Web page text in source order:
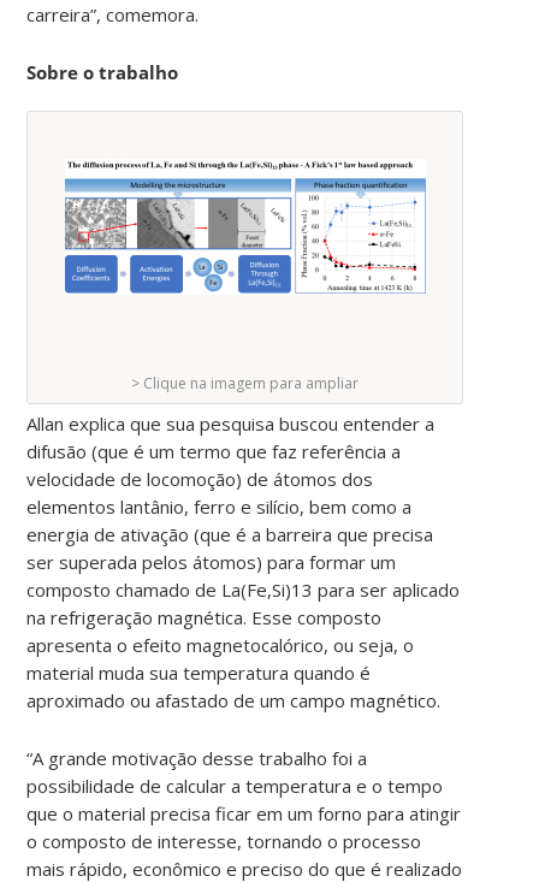
carreira”, comemora.
Sobre o trabalho
> Clique na imagem para ampliar
Allan explica que sua pesquisa buscou entender a
difusão (que é um termo que faz referência a
velocidade de locomoção) de átomos dos
elementos lantânio, ferro e silício, bem como a
energia de ativação (que é a barreira que precisa
ser superada pelos átomos) para formar um
composto chamado de La(Fe,Si)13 para ser aplicado
na refrigeração magnética. Esse composto
apresenta o efeito magnetocalórico, ou seja, o
material muda sua temperatura quando é
aproximado ou afastado de um campo magnético.
“A grande motivação desse trabalho foi a
possibilidade de calcular a temperatura e o tempo
que o material precisa ficar em um forno para atingir
o composto de interesse, tornando o processo
mais rápido, econômico e preciso do que é realizado